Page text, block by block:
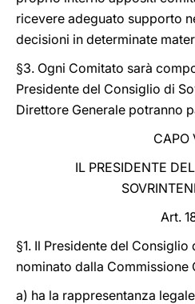
ricevere adeguato supporto
decisioni in determinate
§3. Ogni Comitato sarà
Presidente del Consiglio di
Direttore Generale potranno
CAPO
IL PRESIDENTE
Art.
§1. Il Presidente del
nominato dalla Commissione
a) ha la rappresentanza